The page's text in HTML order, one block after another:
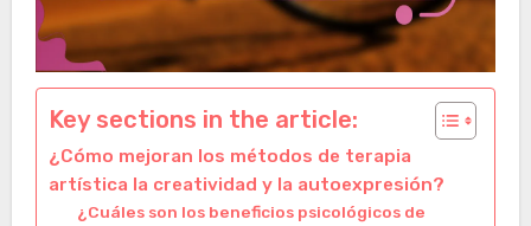
Key sections in the article:
¿Cómo mejoran los métodos de terapia
artística la creatividad y la autoexpresión?
¿Cuáles son los beneficios psicológicos de